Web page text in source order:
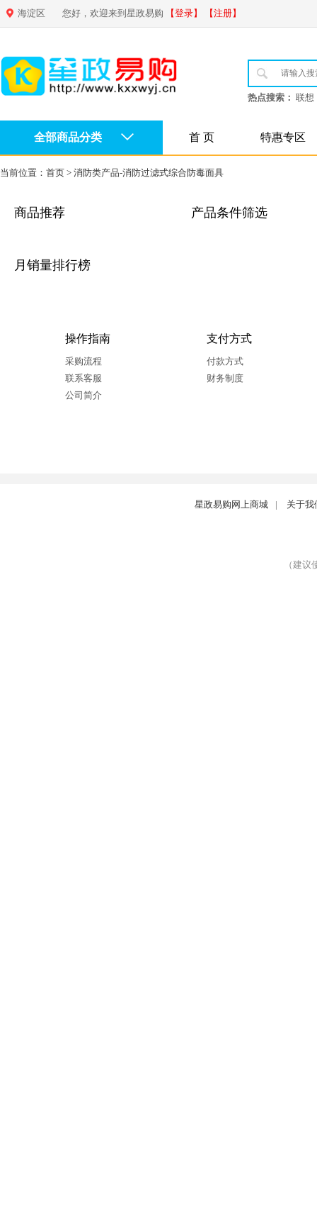
海淀区 您好，欢迎来到星政易购 【登录】 【注册】
热点搜索： 联想
全部商品分类 首 页 特惠专区
当前位置： 首页 > 消防类产品-消防过滤式综合防毒面具
商品推荐
月销量排行榜
产品条件筛选
操作指南
采购流程
联系客服
公司简介
支付方式
付款方式
财务制度
星政易购网上商城 | 关于我
（建